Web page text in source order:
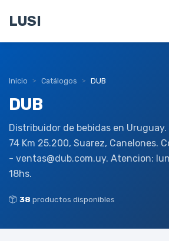
LUSI
Inicio Catálogos DUB
DUB
Distribuidor de bebidas en
74 Km 25.200, Suarez, Canelones.
- ventas@dub.com.uy. Atencion:
18hs.
38 productos disponibles